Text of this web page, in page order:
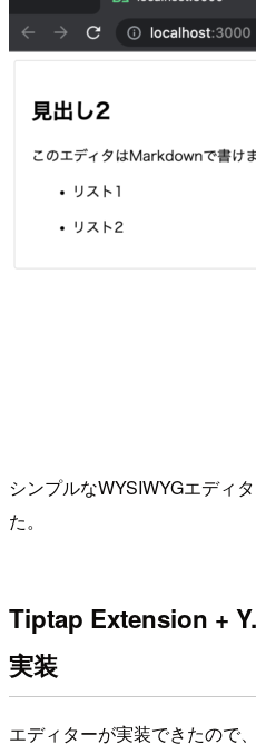
シンプルなWYSIWYGエディ
た。
Tiptap Extension +
実装
エディターが実装できたので